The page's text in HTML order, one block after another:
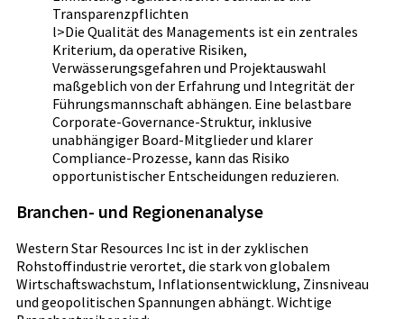
Transparenzpflichten
l>Die Qualität des Managements ist ein zentrales
Kriterium, da operative Risiken,
Verwässerungsgefahren und Projektauswahl
maßgeblich von der Erfahrung und Integrität der
Führungsmannschaft abhängen. Eine belastbare
Corporate-Governance-Struktur, inklusive
unabhängiger Board-Mitglieder und klarer
Compliance-Prozesse, kann das Risiko
opportunistischer Entscheidungen reduzieren.
Branchen- und Regionenanalyse
Western Star Resources Inc ist in der zyklischen
Rohstoffindustrie verortet, die stark von globalem
Wirtschaftswachstum, Inflationsentwicklung, Zinsniveau
und geopolitischen Spannungen abhängt. Wichtige